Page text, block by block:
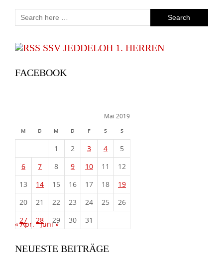
SSV JEDDELOH 1. HERREN
FACEBOOK
Mai 2019
M D M D F S S
1 2 3 4
5
6
7 8 9 10 11
12
13
14 15 16 17 18
19
20
21 22 23 24 25
26
27
28 29 30 31
« Apr. Juni »
NEUESTE BEITRÄGE